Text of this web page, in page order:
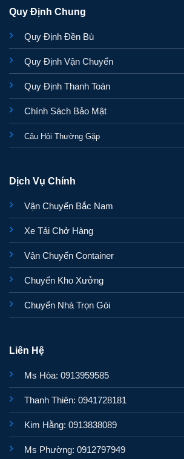
Quy Định Chung
Quy Định Đền Bù
Quy Định Vận Chuyển
Quy Định Thanh Toán
Chính Sách Bảo Mật
Câu Hỏi Thường Gặp
Dịch Vụ Chính
Vận Chuyển Bắc Nam
Xe Tải Chở Hàng
Vận Chuyển Container
Chuyển Kho Xưởng
Chuyển Nhà Trọn Gói
Liên Hệ
Ms Hòa: 0913959585
Thanh Thiên: 0941728181
Kim Hằng: 0913838089
Ms Phường: 0912797949